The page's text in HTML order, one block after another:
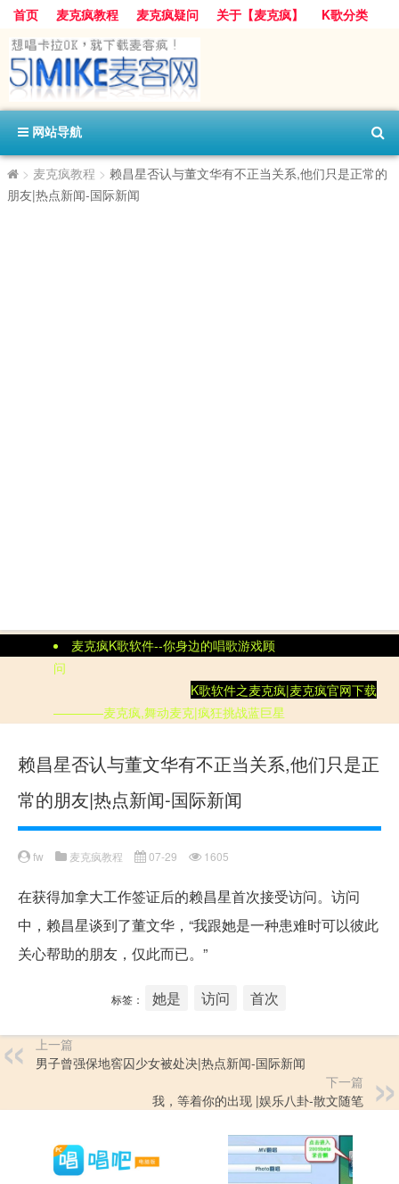
首页 麦克疯教程 麦克疯疑问 关于【麦克疯】 K歌分类
网站导航
> 麦克疯教程 > 赖昌星否认与董文华有不正当关系,他们只是正常的
朋友|热点新闻-国际新闻
麦克疯K歌软件--你身边的唱歌游戏顾
问
K歌软件之麦克疯|麦克疯官网下载
————麦克疯,舞动麦克|疯狂挑战蓝巨星
赖昌星否认与董文华有不正当关系,他们只是正
常的朋友|热点新闻-国际新闻
fw 麦克疯教程 07-29 1605
在获得加拿大工作签证后的赖昌星首次接受访问。访问
中，赖昌星谈到了董文华，“我跟她是一种患难时可以彼此
关心帮助的朋友，仅此而已。”
标签： 她是 访问 首次
上一篇
男子曾强保地窖囚少女被处决|热点新闻-国际新闻
下一篇
我，等着你的出现 |娱乐八卦-散文随笔